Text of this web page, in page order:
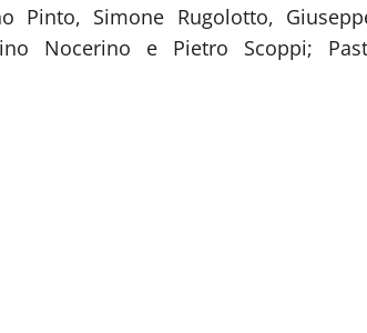
Pinto, Simone Rugolotto,
Nocerino e Pietro Scoppi;